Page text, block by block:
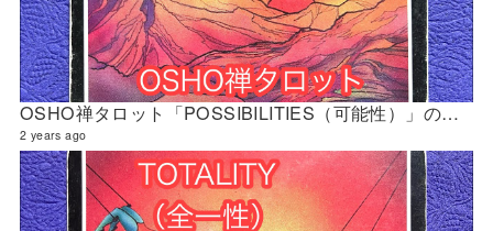
OSHO禅タロット「POSSIBILITIES（可能性）」の解説 2024年4月の門鑑定（財門）
2 years ago